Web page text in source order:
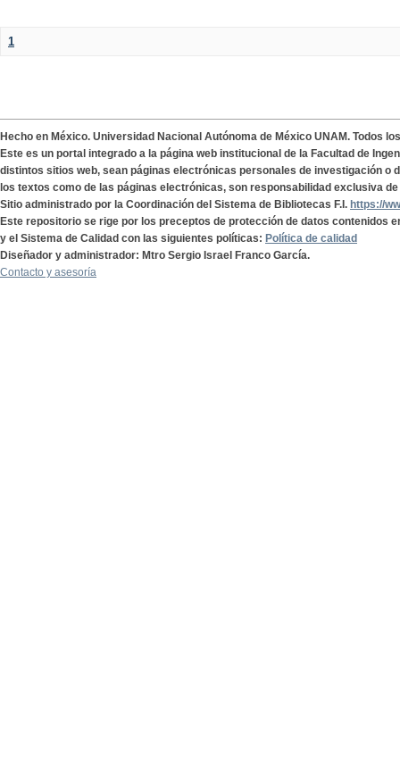
1
Hecho en México. Universidad Nacional Autónoma de México UNAM. Todos
Este es un portal integrado a la página web institucional de la Facultad de
distintos sitios web, sean páginas electrónicas personales de investigación o
los textos como de las páginas electrónicas, son responsabilidad exclusiva
Sitio administrado por la Coordinación del Sistema de Bibliotecas F.I. https://
Este repositorio se rige por los preceptos de protección de datos contenidos
y el Sistema de Calidad con las siguientes políticas: Política de calidad
Diseñador y administrador: Mtro Sergio Israel Franco García.
Contacto y asesoría